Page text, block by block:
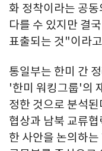
화 정착이라는 공
다를 수 있지만 결
표출되는 것"이라
통일부는 한미 간
'한미 워킹그룹'의
정한 것으로 분석
협상과 남북 교류
한 사안을 논의하